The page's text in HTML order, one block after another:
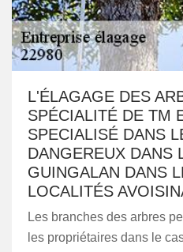
L'ÉLAGAGE DES
SPÉCIALITÉ DE TM
SPECIALISÉ DANS
DANGEREUX DANS
GUINGALAN DANS
LOCALITÉS
Les branches des arbres
les propriétaires dans le